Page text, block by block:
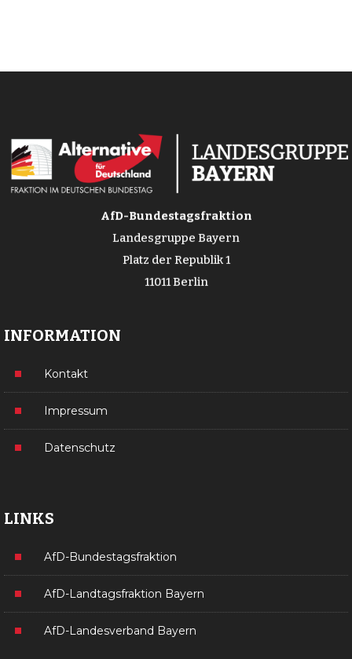
AfD-Bundestagsfraktion
Landesgruppe Bayern
Platz der Republik 1
11011 Berlin
INFORMATION
Kontakt
Impressum
Datenschutz
LINKS
AfD-Bundestagsfraktion
AfD-Landtagsfraktion Bayern
AfD-Landesverband Bayern